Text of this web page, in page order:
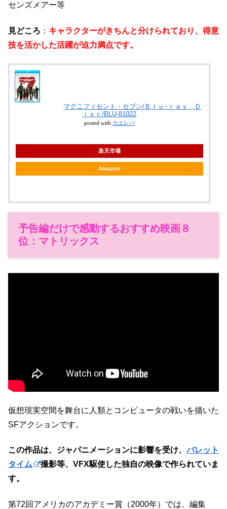
センズメアー等
見どころ ： キャラクターがきちんと分けられており、得意
技を活かした活躍が迫力満点です。
マグニフィセント・セブン/Ｂｌｕ−ｒａｙ Ｄ
ｉｓｃ/BLU-81022
posted with カエレバ
楽天市場
Amazon
予告編だけで感動するおすすめ映画８
位：マトリックス
仮想現実空間を舞台に人類とコンピュータの戦いを描いた
SFアクションです。
この作品は、ジャパニメーションに影響を受け、バレット
タイム
撮影等、VFX駆使した独自の映像で作られていま
す。
第72回アメリカのアカデミー賞（2000年）では、編集